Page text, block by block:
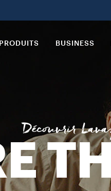
PRODUITS BUSINESS
Découvrir